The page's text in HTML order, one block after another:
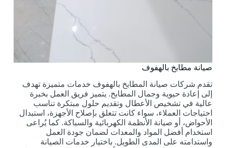
صيانة مطابخ بالهفوف
تقدم شركات صيانة المطابخ بالهفوف خدمات متميزة تهدف
إلى إعادة حيوية وجمال المطابخ. يتميز فريق العمل بخبرة
عالية في تشخيص الأعطال وتقديم حلول مبتكرة تناسب
احتياجات العملاء، سواء كانت تتعلق بإصلاح الأجهزة، استبدال
الأحواض، أو صيانة الأنظمة الكهربائية والسباكة. كما يُراعى
استخدام أفضل المواد والمعدات لضمان جودة العمل
واستدامته على المدى الطويل. باختيار خدمات الصيانة